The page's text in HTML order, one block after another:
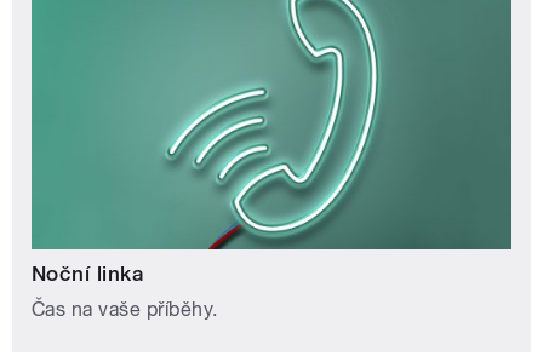
Noční linka
Čas na vaše příběhy.